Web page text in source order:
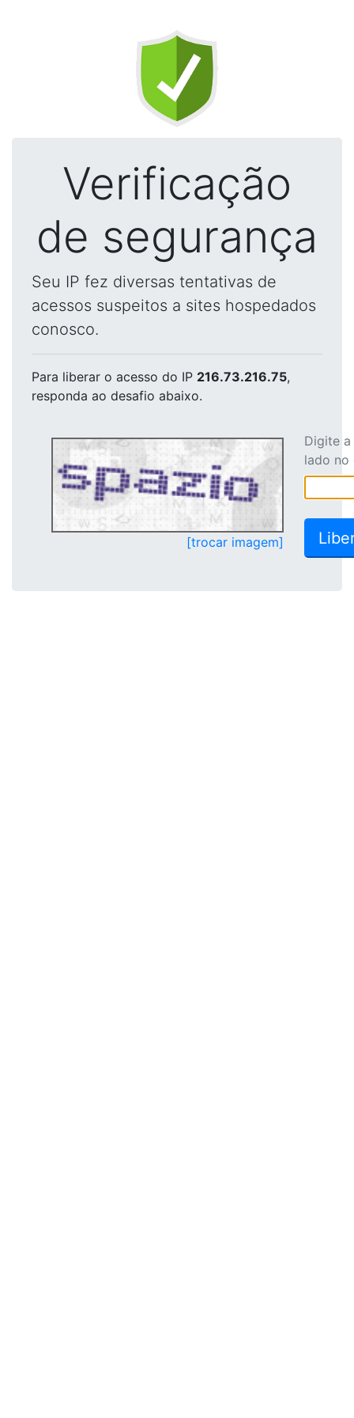
Verificação
de segurança
Seu IP fez diversas tentativas de
acessos suspeitos a sites hospedados
conosco.
Para liberar o acesso do IP 216.73.216.75,
responda ao desafio abaixo.
[trocar imagem]
Digite
lado no